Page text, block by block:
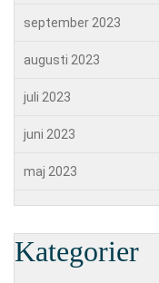
september 2023
augusti 2023
juli 2023
juni 2023
maj 2023
Kategorier